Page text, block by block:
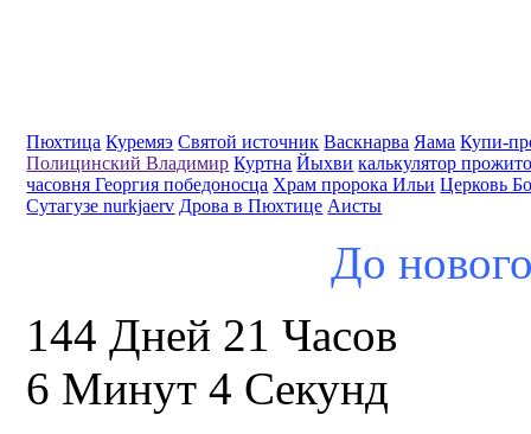
Пюхтица Куремяэ Святой источник Васкнарва Яама Купи-
Полицинский Владимир Куртна Йыхви калькулятор
часовня Георгия победоносца Храм пророка Ильи Церковь
Сутагузе nurkjaerv Дрова в Пюхтице Аисты
До
144 Дней 21 Часов
6 Минут 3 Секунд